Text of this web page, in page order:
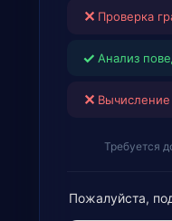
✕ Проверка
✓ Анализ
✕
Требуется
Пожалуйста,